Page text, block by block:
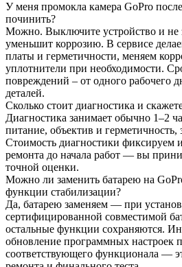
У меня промокла камера GoPro
починить?
Можно. Выключите устройство и не
уменьшит коррозию. В сервисе
платы и герметичности, меняем
уплотнители при необходимости.
повреждений – от одного рабочего
деталей.
Сколько стоит диагностика и
Диагностика занимает обычно 1–2
питание, объектив и герметичность,
Стоимость диагностики фиксируем
ремонта до начала работ — вы
точной оценки.
Можно ли заменить батарею на
функции стабилизации?
Да, батарею заменяем — при
сертифицированной совместимой
остальные функции сохраняются.
обновление программных настроек
соответствующего функционала —